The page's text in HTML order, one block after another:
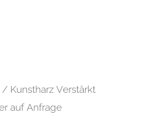
Kunstharz Verstärkt
auf Anfrage